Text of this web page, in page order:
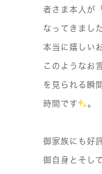
者さま本人が
なってきまし
本当に嬉しい
このようなお
を見られる瞬
時間です 。
御家族にも好
御自身とそし